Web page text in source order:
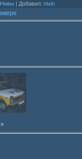
| Добавил: nivin